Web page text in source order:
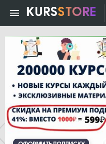
KURSSTORE